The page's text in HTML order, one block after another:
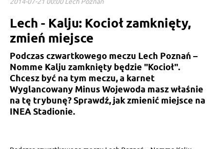
Lech - Kalju: Kocioł zamknięty,
zmień miejsce
Podczas czwartkowego meczu Lech Poznań –
Nomme Kalju zamknięty będzie "Kocioł".
Chcesz być na tym meczu, a karnet
Wyglancowany Minus Wojewoda masz właśnie
na tę trybunę? Sprawdź, jak zmienić miejsce na
INEA Stadionie.